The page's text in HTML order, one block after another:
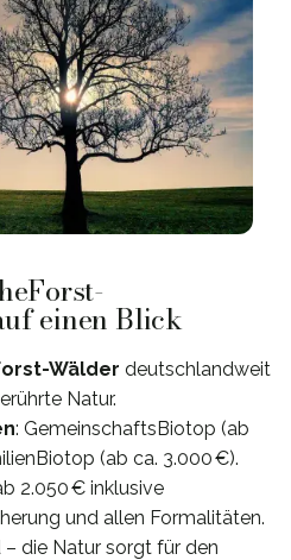
einen Blick
Wälder deutschlandweit
Natur.
: GemeinschaftsBiotop (ab
(ab ca. 3.000 €).
2.050 € inklusive
und allen Formalitäten.
die Natur sorgt für den